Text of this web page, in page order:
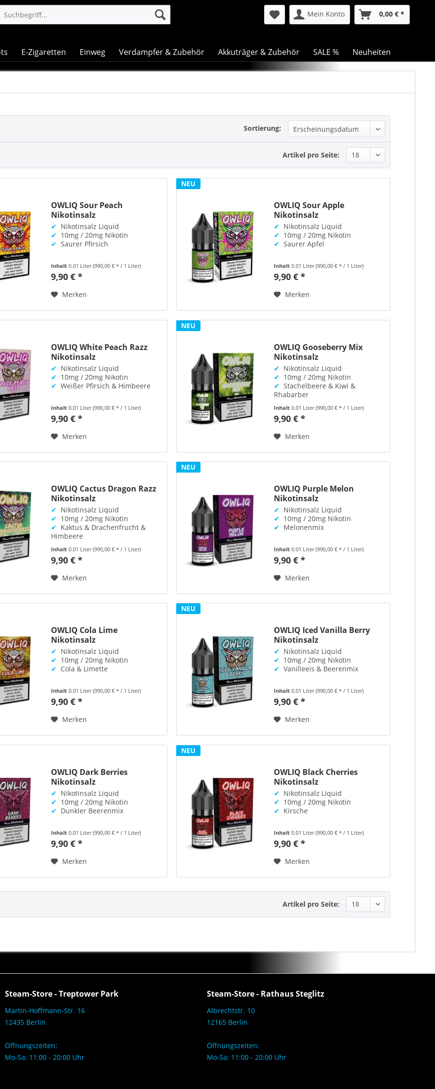
Mein Konto 0,00 € *
E-Zigaretten Einweg Verdampfer & Zubehör Akkuträger & Zubehör SALE % Neuheiten
Sortierung:
Artikel pro Seite:
OWLIQ Sour Peach
Nikotinsalz
✔ Nikotinsalz Liquid
✔ 10mg / 20mg Nikotin
✔ Saurer Pfirsich
Inhalt0.01 Liter(990,00 € * / 1 Liter)
9,90 € *
Merken
NEU
OWLIQ Sour Apple
Nikotinsalz
✔ Nikotinsalz Liquid
✔ 10mg / 20mg Nikotin
✔ Saurer Apfel
Inhalt0.01 Liter(990,00 € * / 1 Liter)
9,90 € *
Merken
OWLIQ White Peach Razz
Nikotinsalz
✔ Nikotinsalz Liquid
✔ 10mg / 20mg Nikotin
✔ Weißer Pfirsich & Himbeere
Inhalt0.01 Liter(990,00 € * / 1 Liter)
9,90 € *
Merken
NEU
OWLIQ Gooseberry Mix
Nikotinsalz
✔ Nikotinsalz Liquid
✔ 10mg / 20mg Nikotin
✔ Stachelbeere & Kiwi &
Rhabarber
Inhalt0.01 Liter(990,00 € * / 1 Liter)
9,90 € *
Merken
OWLIQ Cactus Dragon Razz
Nikotinsalz
✔ Nikotinsalz Liquid
✔ 10mg / 20mg Nikotin
✔ Kaktus & Drachenfrucht &
Himbeere
Inhalt0.01 Liter(990,00 € * / 1 Liter)
9,90 € *
Merken
NEU
OWLIQ Purple Melon
Nikotinsalz
✔ Nikotinsalz Liquid
✔ 10mg / 20mg Nikotin
✔ Melonenmix
Inhalt0.01 Liter(990,00 € * / 1 Liter)
9,90 € *
Merken
OWLIQ Cola Lime
Nikotinsalz
✔ Nikotinsalz Liquid
✔ 10mg / 20mg Nikotin
✔ Cola & Limette
Inhalt0.01 Liter(990,00 € * / 1 Liter)
9,90 € *
Merken
NEU
OWLIQ Iced Vanilla Berry
Nikotinsalz
✔ Nikotinsalz Liquid
✔ 10mg / 20mg Nikotin
✔ Vanilleeis & Beerenmix
Inhalt0.01 Liter(990,00 € * / 1 Liter)
9,90 € *
Merken
OWLIQ Dark Berries
Nikotinsalz
✔ Nikotinsalz Liquid
✔ 10mg / 20mg Nikotin
✔ Dunkler Beerenmix
Inhalt0.01 Liter(990,00 € * / 1 Liter)
9,90 € *
Merken
NEU
OWLIQ Black Cherries
Nikotinsalz
✔ Nikotinsalz Liquid
✔ 10mg / 20mg Nikotin
✔ Kirsche
Inhalt0.01 Liter(990,00 € * / 1 Liter)
9,90 € *
Merken
Artikel pro Seite:
Steam-Store - Treptower Park
Martin-Hoffmann-Str. 16
12435 Berlin
Öffnungszeiten:
Mo-Sa: 11:00 - 20:00 Uhr
Steam-Store - Rathaus Steglitz
Albrechtstr. 10
12165 Berlin
Öffnungszeiten:
Mo-Sa: 11:00 - 20:00 Uhr